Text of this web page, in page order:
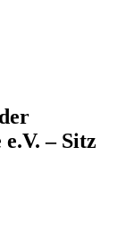
– Sitz